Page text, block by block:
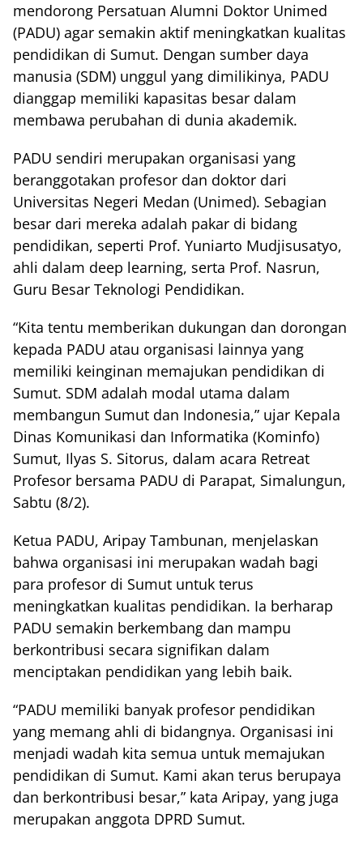
mendorong Persatuan Alumni Doktor Unimed
(PADU) agar semakin aktif meningkatkan kualitas
pendidikan di Sumut. Dengan sumber daya
manusia (SDM) unggul yang dimilikinya, PADU
dianggap memiliki kapasitas besar dalam
membawa perubahan di dunia akademik.
PADU sendiri merupakan organisasi yang
beranggotakan profesor dan doktor dari
Universitas Negeri Medan (Unimed). Sebagian
besar dari mereka adalah pakar di bidang
pendidikan, seperti Prof. Yuniarto Mudjisusatyo,
ahli dalam deep learning, serta Prof. Nasrun,
Guru Besar Teknologi Pendidikan.
“Kita tentu memberikan dukungan dan dorongan
kepada PADU atau organisasi lainnya yang
memiliki keinginan memajukan pendidikan di
Sumut. SDM adalah modal utama dalam
membangun Sumut dan Indonesia,” ujar Kepala
Dinas Komunikasi dan Informatika (Kominfo)
Sumut, Ilyas S. Sitorus, dalam acara Retreat
Profesor bersama PADU di Parapat, Simalungun,
Sabtu (8/2).
Ketua PADU, Aripay Tambunan, menjelaskan
bahwa organisasi ini merupakan wadah bagi
para profesor di Sumut untuk terus
meningkatkan kualitas pendidikan. Ia berharap
PADU semakin berkembang dan mampu
berkontribusi secara signifikan dalam
menciptakan pendidikan yang lebih baik.
“PADU memiliki banyak profesor pendidikan
yang memang ahli di bidangnya. Organisasi ini
menjadi wadah kita semua untuk memajukan
pendidikan di Sumut. Kami akan terus berupaya
dan berkontribusi besar,” kata Aripay, yang juga
merupakan anggota DPRD Sumut.